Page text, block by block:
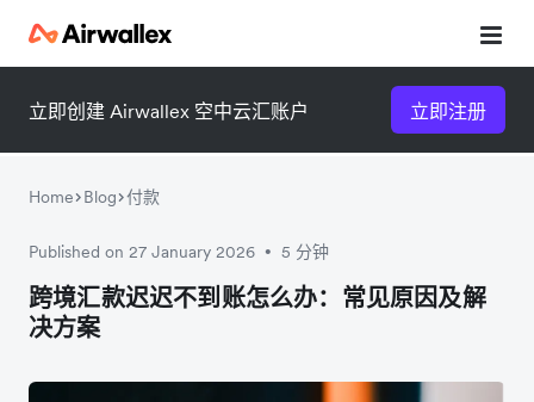
立即创建 Airwallex 空中云汇账户 立即注册
Home Blog 付款
Published on 27 January 2026 • 5 分钟
跨境汇款迟迟不到账怎么办：常见原因及解
决方案
微信扫一扫，点击手机右上角
微信扫一扫，点击手机右上角